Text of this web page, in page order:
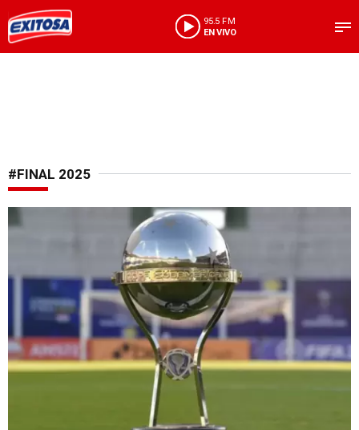
95.5 FM
EN VIVO
#FINAL 2025